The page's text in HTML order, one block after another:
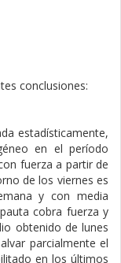
conclusiones:
estadísticamente,
en el período
fuerza a partir de
de los viernes es
y con media
cobra fuerza y
obtenido de lunes
parcialmente el
en los últimos